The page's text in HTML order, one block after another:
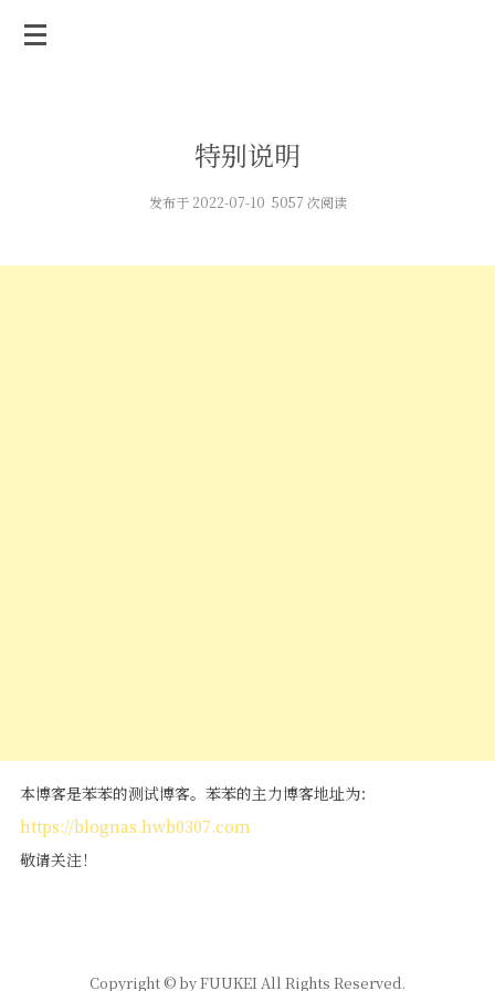
特别说明
发布于 2022-07-10 5057 次阅读
本博客是苯苯的测试博客。苯苯的主力博客地址为：
https://blognas.hwb0307.com
敬请关注！
Copyright © by FUUKEI All Rights Reserved.